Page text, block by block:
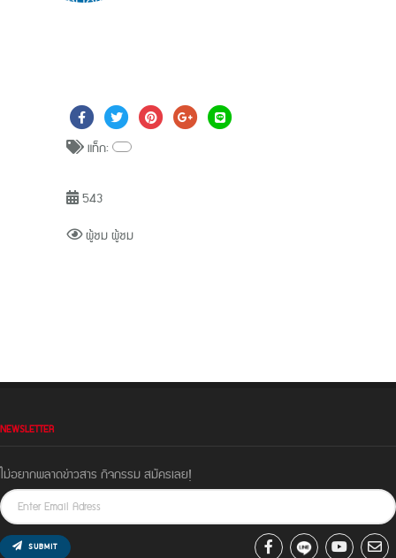
แท็ก:
543
ผู้ชม ผู้ชม
NEWSLETTER
ไม่อยากพลาดข่าวสาร กิจกรรม สมัครเลย!
SUBMIT